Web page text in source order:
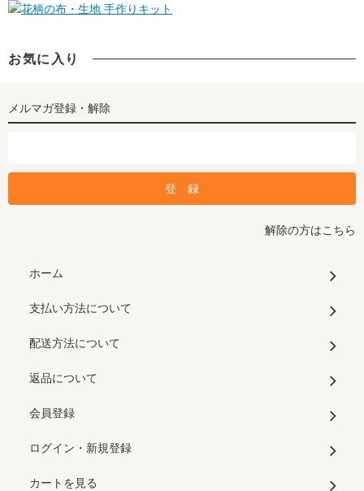
手作りキット
お気に入り
メルマガ登録・解除
解除の方はこちら
ホーム
支払い方法について
配送方法について
返品について
会員登録
ログイン・新規登録
カートを見る